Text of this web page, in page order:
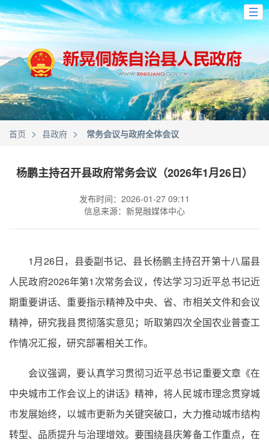
首页 > 县政府 > 常务会议与政府全体会议
杨鹏主持召开县政府常务会议（2026年1月26日）
发布时间：2026-01-27 09:11
信息来源：新晃融媒体中心
1月26日，县委副书记、县长杨鹏主持召开第十八届县
人民政府2026年第1次常务会议，传达学习习近平总书记近
期重要讲话、重要指示精神及中央、省、市相关文件和会议
精神，研究我县贯彻落实意见；听取第四次全国农业普查工
作情况汇报，研究部署相关工作。
会议强调，要认真学习贯彻习近平总书记重要文章《在
中央城市工作会议上的讲话》精神，将人民城市理念贯穿城
市发展始终，以城市更新为关键突破口，大力推动城市结构
转型、品质提升与治理增效。要围绕县庆筹备工作重点，在